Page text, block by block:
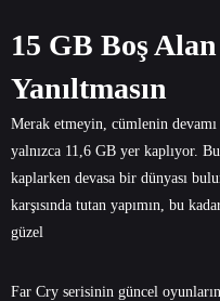
15 GB Boş
Yanıltmasın
Merak etmeyin, cümlenin
yalnızca 11,6 GB yer kaplıyor.
kaplarken devasa bir dünyası
karşısında tutan yapımın, bu
güzel
Far Cry serisinin güncel